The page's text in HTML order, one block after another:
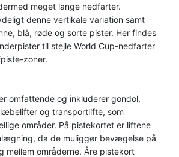
meget lange nedfarter.
denne vertikale variation samt
blå, røde og sorte pister. Her findes
til stejle World Cup-nedfarter
zoner.
omfattende og inkluderer gondol,
og transportlifte, som
områder. På pistekortet er liftene
da de muliggør bevægelse på
områderne. Åre pistekort